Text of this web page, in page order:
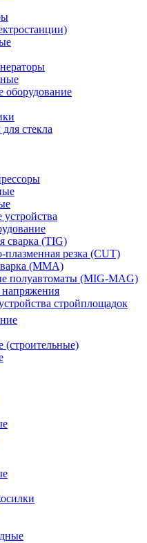
оборудование
стекла
сварка (TIG)
резка (CUT)
(ММА)
полуавтоматы (MIG-MAG)
стройплощадок